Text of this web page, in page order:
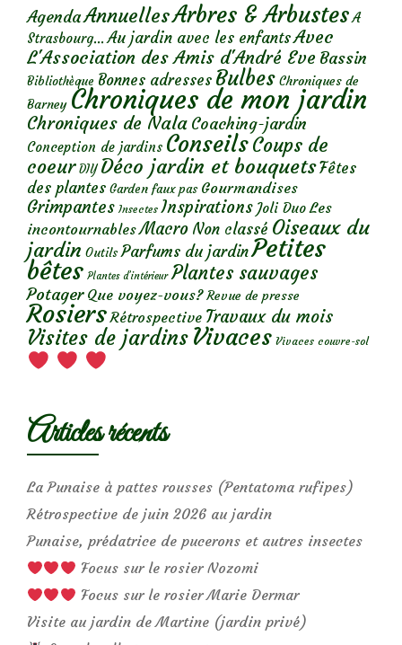
AgendaAnnuellesArbres & Arbustes A
Strasbourg... Au jardin avec les enfantsAvec
L'Association des Amis d'André Eve Bassin
Bibliothèque Bonnes adresses Bulbes Chroniques de
Barney Chroniques de mon jardin
Chroniques de Nala Coaching-jardin
Conception de jardins ConseilsCoups de
coeur DIY Déco jardin et bouquetsFêtes
des plantes Garden faux pas Gourmandises
Grimpantes Insectes Inspirations Joli Duo Les
incontournables Macro Non classé Oiseaux du
jardin Outils Parfums du jardinPetites
bêtes Plantes d’intérieur Plantes sauvages
Potager Que voyez-vous? Revue de presse
Rosiers Rétrospective Travaux du mois
Visites de jardins Vivaces Vivaces couvre-sol
Articles récents
La Punaise à pattes rousses (Pentatoma rufipes)
Rétrospective de juin 2026 au jardin
Punaise, prédatrice de pucerons et autres insectes
Focus sur le rosier Nozomi
Focus sur le rosier Marie Dermar
Visite au jardin de Martine (jardin privé)